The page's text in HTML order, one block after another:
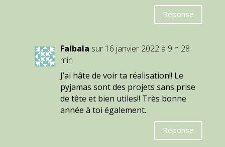
Réponse
Falbala sur 16 janvier 2022 à 9 h 28
min
J’ai hâte de voir ta réalisation!! Le
pyjamas sont des projets sans prise
de tête et bien utiles!! Très bonne
année à toi également.
Réponse